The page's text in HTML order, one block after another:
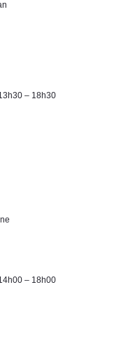
– 18h30
– 18h00